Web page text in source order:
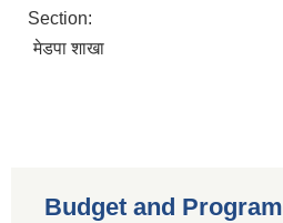
Section:
मेडपा शाखा
Budget and Program